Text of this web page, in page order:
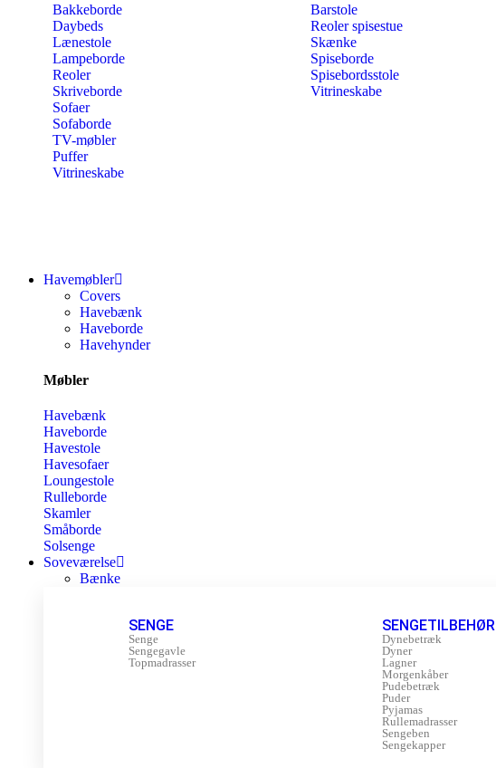
Bakkeborde
Daybeds
Lænestole
Lampeborde
Reoler
Skriveborde
Sofaer
Sofaborde
TV-møbler
Puffer
Vitrineskabe
Barstole
Reoler spisestue
Skænke
Spiseborde
Spisebordsstole
Vitrineskabe
Havemøbler
Covers
Havebænk
Haveborde
Havehynder
Møbler
Havebænk
Haveborde
Havestole
Havesofaer
Loungestole
Rulleborde
Skamler
Småborde
Solsenge
Soveværelse
Bænke
SENGE
Senge
Sengegavle
Topmadrasser
SENGETILBEHØR
Dynebetræk
Dyner
Lagner
Morgenkåber
Pudebetræk
Puder
Pyjamas
Rullemadrasser
Sengeben
Sengekapper